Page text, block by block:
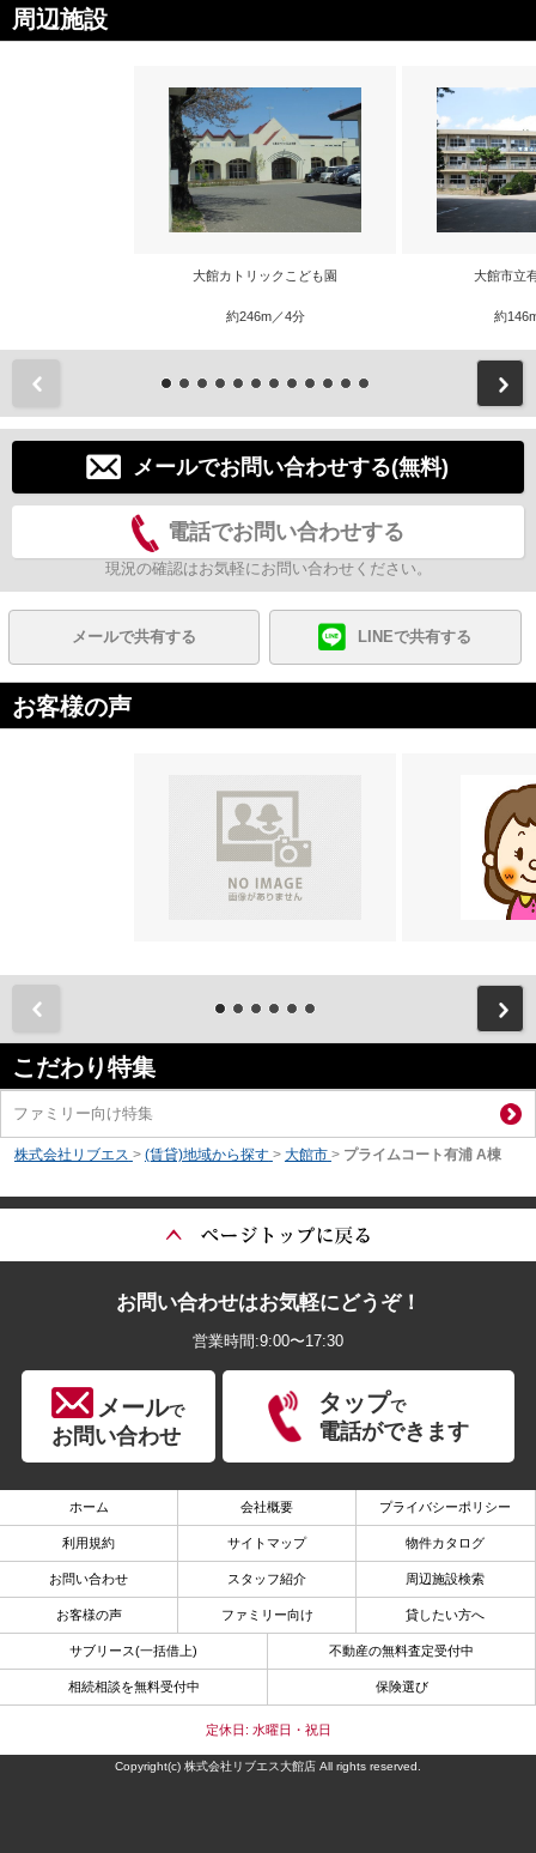
周辺施設
大館カトリックこども園
約246m／4分
大館市立
約
メールでお問い合わせする(無料)
電話でお問い合わせする
現況の確認はお気軽にお問い合わせください。
メールで共有する LINEで共有する
お客様の声
こだわり特集
ファミリー向け特集
株式会社リブエス > (賃貸)地域から探す > 大館市 > プライムコート有浦 A棟
お問い合わせはお気軽にどうぞ！
営業時間:9:00〜17:30
メールで
お問い合わせ
タップで
電話ができます
ホーム 会社概要 プライバシーポリシー
利用規約 サイトマップ 物件カタログ
お問い合わせ スタッフ紹介 周辺施設検索
お客様の声 ファミリー向け 貸したい方へ
サブリース(一括借上) 不動産の無料査定受付中
相続相談を無料受付中 保険選び
定休日: 水曜日・祝日
Copyright(c) 株式会社リブエス大館店 All rights reserved.